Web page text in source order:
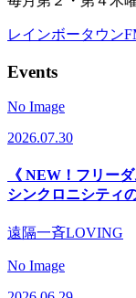
レインボータウン
Events
No Image
2026.07.30
《 NEW！フリー
シンクロニシティ
遠隔一斉LOVING
No Image